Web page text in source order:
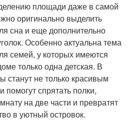
площади даже в самой
оригинально выделить
сна и еще дополнительно
Особенно актуальна тема
семей, у которых имеются
только одна детская. В
станут не только красивым
спрятать полки,
на две части и превратят
в уютный островок.